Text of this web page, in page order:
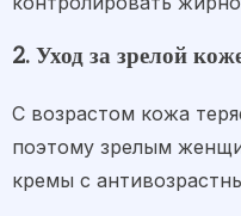
2. Уход за зрелой
С возрастом кожа
поэтому зрелым
кремы с